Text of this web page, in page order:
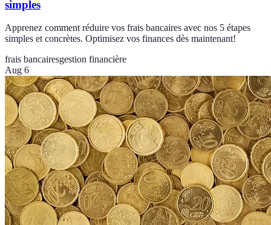
simples
Apprenez comment réduire vos frais bancaires avec nos 5 étapes
simples et concrètes. Optimisez vos finances dès maintenant!
frais bancairesgestion financière
Aug 6